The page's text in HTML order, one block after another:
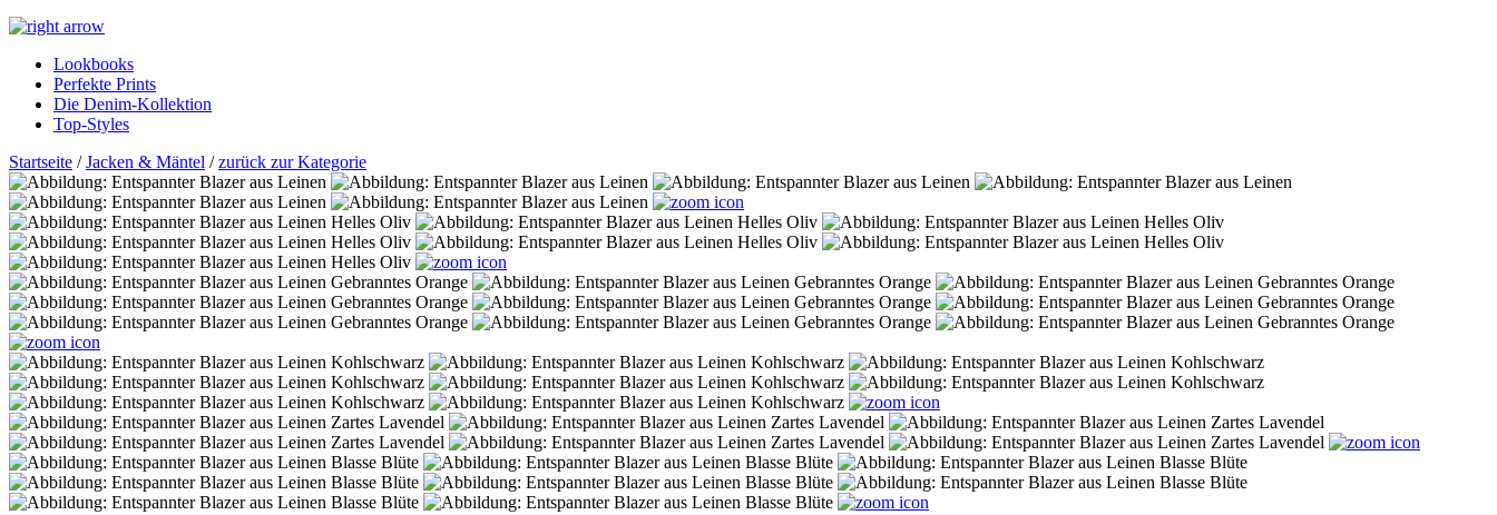
Lookbooks
Perfekte Prints
Die Denim-Kollektion
Top-Styles
Startseite /Jacken & Mäntel /zurück zur Kategorie